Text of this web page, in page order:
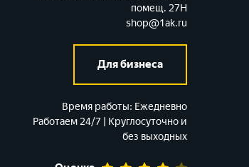
помещ. 27Н
shop@1ak.ru
Для бизнеса
Время работы: Ежедневно
Работаем 24/7 | Круглосуточно и
без выходных